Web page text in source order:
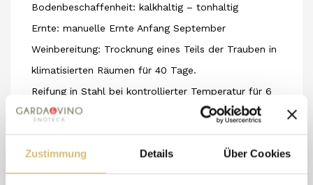
Zustimmung Details Über Cookies
Bodenbeschaffenheit: kalkhaltig – tonhaltig
Ernte: manuelle Ernte Anfang September
Weinbereitung: Trocknung eines Teils der Trauben in
klimatisierten Räumen für 40 Tage.
Reifung in Stahl bei kontrollierter Temperatur für 6
Monate und 3 Monate in der Flasche vor dem
Beschreibung: intensiver rubinroter Wein mit
elegantem Duft nach roten Früchten. Volles,